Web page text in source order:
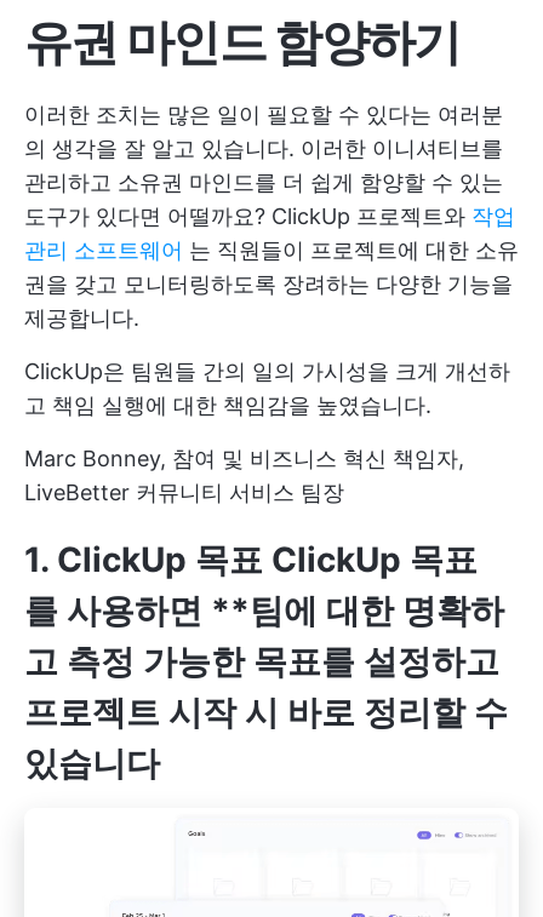
유권 마인드 함양하기
이러한 조치는 많은 일이 필요할 수 있다는 여러분
의 생각을 잘 알고 있습니다. 이러한 이니셔티브를
관리하고 소유권 마인드를 더 쉽게 함양할 수 있는
도구가 있다면 어떨까요? ClickUp 프로젝트와 작업
관리 소프트웨어 는 직원들이 프로젝트에 대한 소유
권을 갖고 모니터링하도록 장려하는 다양한 기능을
제공합니다.
ClickUp은 팀원들 간의 일의 가시성을 크게 개선하
고 책임 실행에 대한 책임감을 높였습니다.
Marc Bonney, 참여 및 비즈니스 혁신 책임자,
LiveBetter 커뮤니티 서비스 팀장
1. ClickUp 목표 ClickUp 목표
를 사용하면 **팀에 대한 명확하
고 측정 가능한 목표를 설정하고
프로젝트 시작 시 바로 정리할 수
있습니다